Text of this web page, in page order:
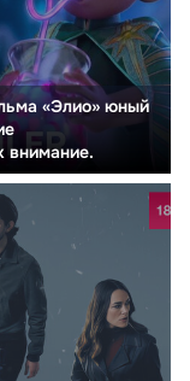
«Элио» юный
внимание.